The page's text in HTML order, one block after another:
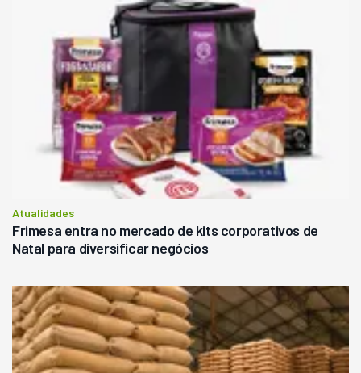
Atualidades
Frimesa entra no mercado de kits corporativos de
Natal para diversificar negócios